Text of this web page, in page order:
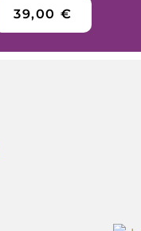
39,00 €